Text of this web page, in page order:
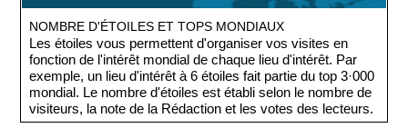
NOMBRE D'ÉTOILES ET TOPS MONDIAUX
Les étoiles vous permettent d'organiser vos visites en
fonction de l'intérêt mondial de chaque lieu d'intérêt. Par
exemple, un lieu d'intérêt à 6 étoiles fait partie du top 3·000
mondial. Le nombre d'étoiles est établi selon le nombre de
visiteurs, la note de la Rédaction et les votes des lecteurs.